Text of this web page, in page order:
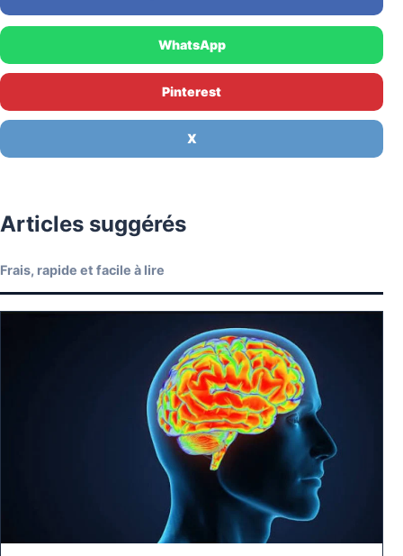
WhatsApp
Pinterest
X
Articles suggérés
Frais, rapide et facile à lire